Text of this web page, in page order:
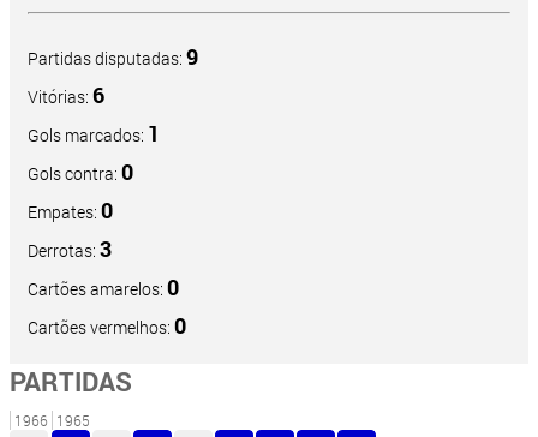
Partidas disputadas: 9
Vitórias: 6
Gols marcados: 1
Gols contra: 0
Empates: 0
Derrotas: 3
Cartões amarelos: 0
Cartões vermelhos: 0
PARTIDAS
1966 1965